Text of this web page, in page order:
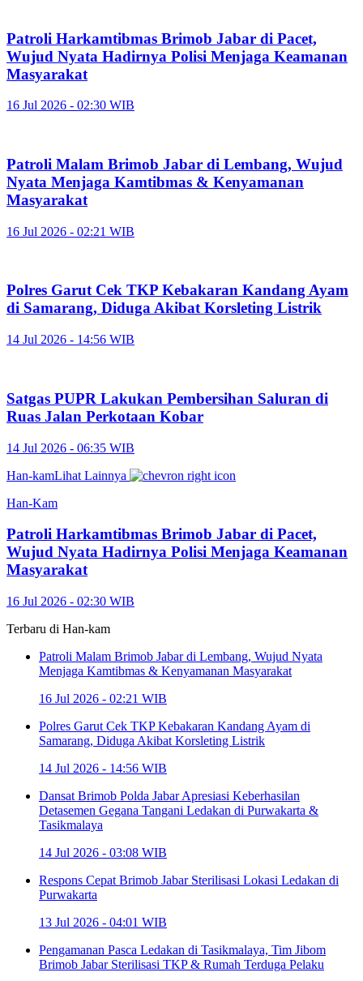
Patroli Harkamtibmas Brimob Jabar di Pacet,
Wujud Nyata Hadirnya Polisi Menjaga Keamanan
Masyarakat
16 Jul 2026 - 02:30 WIB
Patroli Malam Brimob Jabar di Lembang, Wujud
Nyata Menjaga Kamtibmas & Kenyamanan
Masyarakat
16 Jul 2026 - 02:21 WIB
Polres Garut Cek TKP Kebakaran Kandang Ayam
di Samarang, Diduga Akibat Korsleting Listrik
14 Jul 2026 - 14:56 WIB
Satgas PUPR Lakukan Pembersihan Saluran di
Ruas Jalan Perkotaan Kobar
14 Jul 2026 - 06:35 WIB
Han-kamLihat Lainnya
Han-Kam
Patroli Harkamtibmas Brimob Jabar di Pacet,
Wujud Nyata Hadirnya Polisi Menjaga Keamanan
Masyarakat
16 Jul 2026 - 02:30 WIB
Terbaru di Han-kam
Patroli Malam Brimob Jabar di Lembang, Wujud Nyata
Menjaga Kamtibmas & Kenyamanan Masyarakat
16 Jul 2026 - 02:21 WIB
Polres Garut Cek TKP Kebakaran Kandang Ayam di
Samarang, Diduga Akibat Korsleting Listrik
14 Jul 2026 - 14:56 WIB
Dansat Brimob Polda Jabar Apresiasi Keberhasilan
Detasemen Gegana Tangani Ledakan di Purwakarta &
Tasikmalaya
14 Jul 2026 - 03:08 WIB
Respons Cepat Brimob Jabar Sterilisasi Lokasi Ledakan di
Purwakarta
13 Jul 2026 - 04:01 WIB
Pengamanan Pasca Ledakan di Tasikmalaya, Tim Jibom
Brimob Jabar Sterilisasi TKP & Rumah Terduga Pelaku